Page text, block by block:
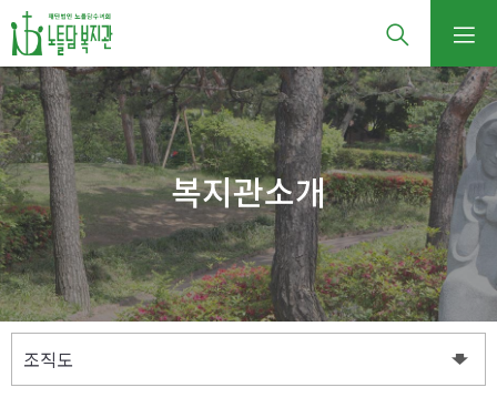
복지관소개